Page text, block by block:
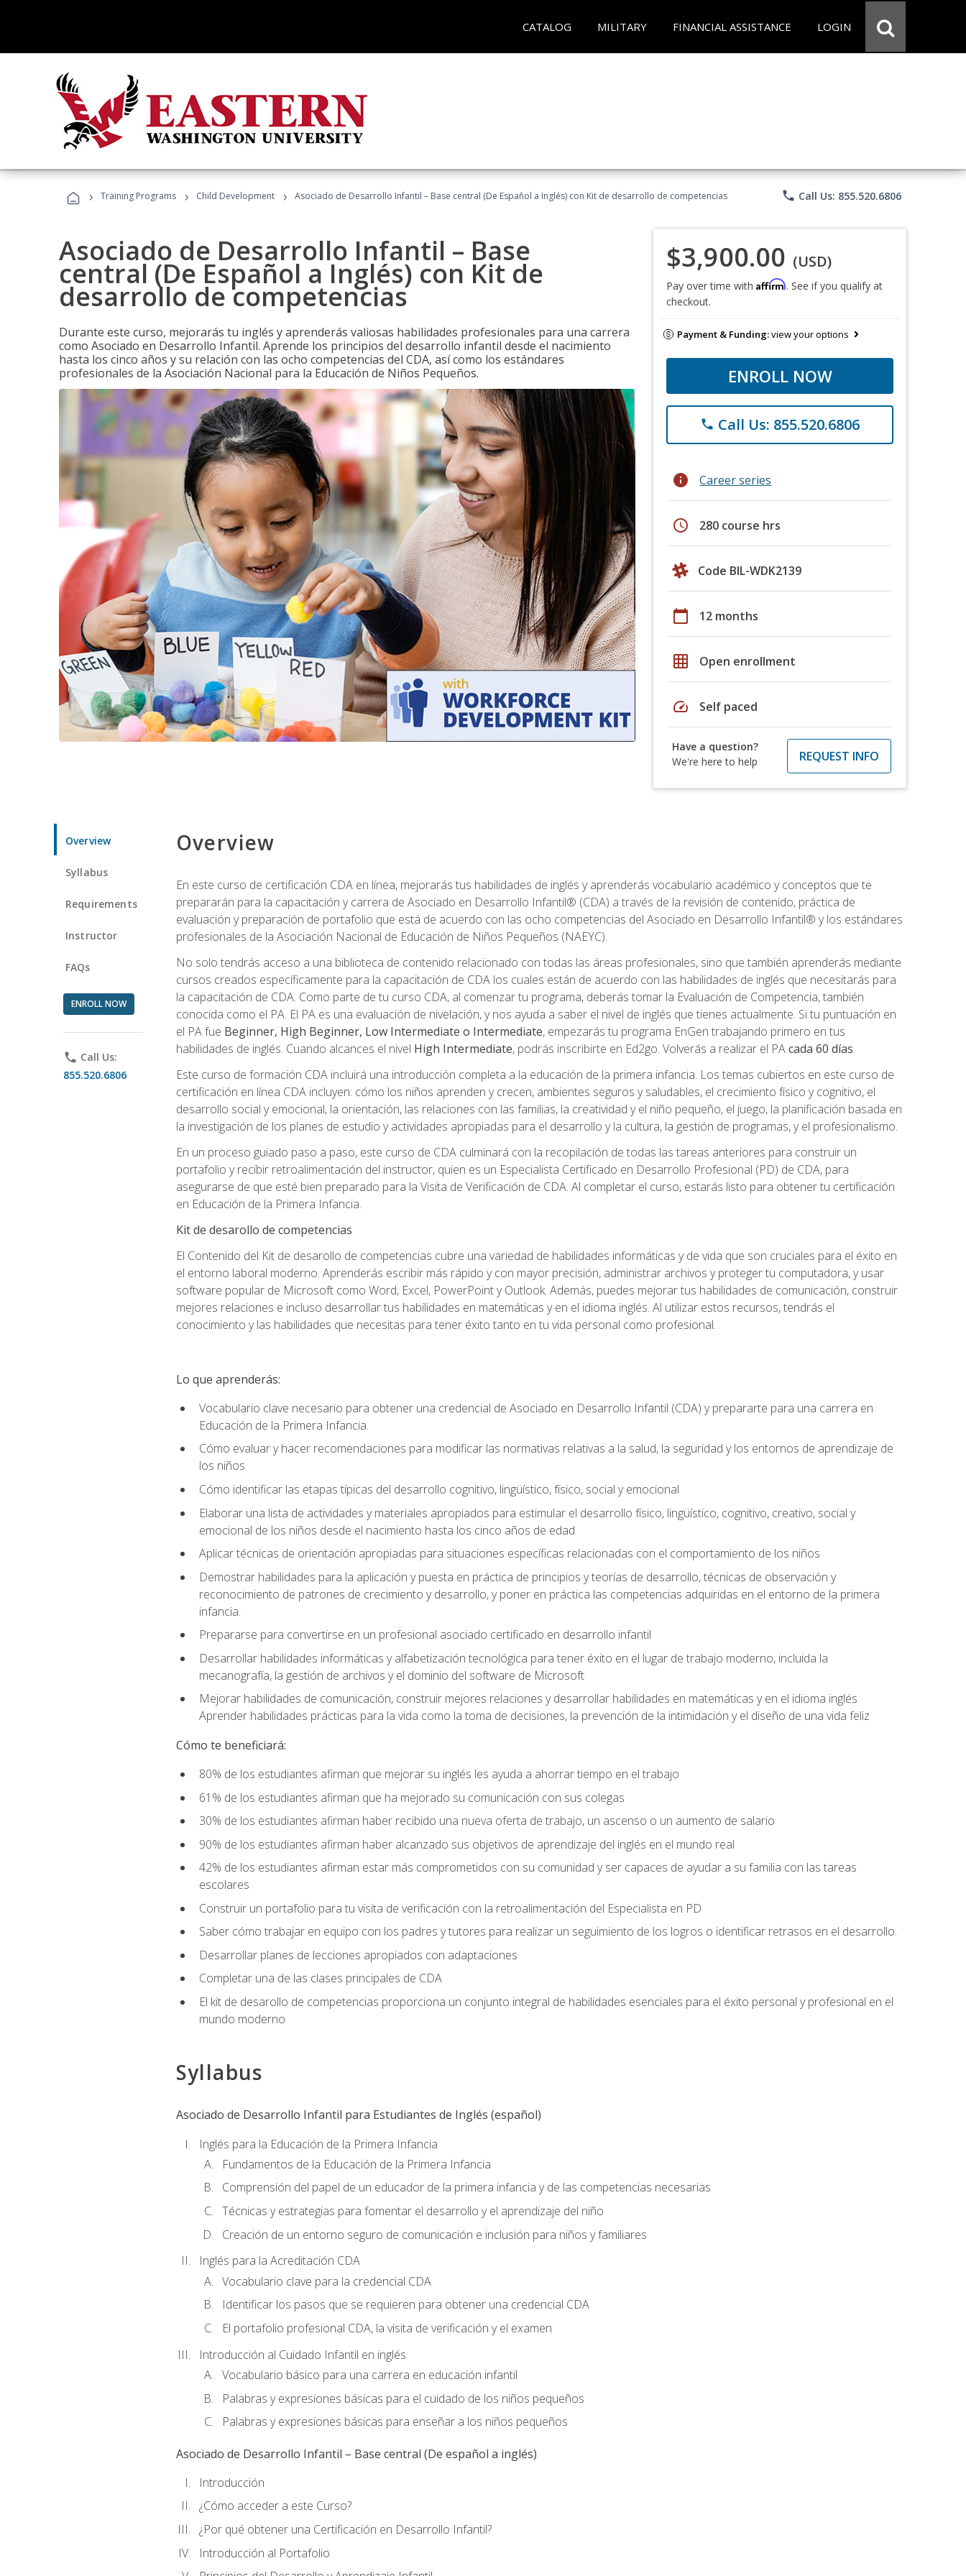
CATALOG MILITARY FINANCIAL ASSISTANCE LOGIN
› Training Programs › Child Development › Asociado de Desarrollo Infantil – Base central (De Español a Inglés) con Kit de desarrollo de competencias phone Call Us: 855.520.6806
Asociado de Desarrollo Infantil – Base
central (De Español a Inglés) con Kit de
desarrollo de competencias
Durante este curso, mejorarás tu inglés y aprenderás valiosas habilidades profesionales para una carrera
como Asociado en Desarrollo Infantil. Aprende los principios del desarrollo infantil desde el nacimiento
hasta los cinco años y su relación con las ocho competencias del CDA, así como los estándares
profesionales de la Asociación Nacional para la Educación de Niños Pequeños.
$3,900.00 (USD)
Pay over time with Affirm. See if you qualify at
checkout.
Payment & Funding:view your options
ENROLL NOW
phone Call Us: 855.520.6806
info Career series
schedule 280 course hrs
Code BIL-WDK2139
calendar_today 12 months
grid_on Open enrollment
speed Self paced
Have a question?
We're here to help
REQUEST INFO
Overview
Syllabus
Requirements
Instructor
FAQs
ENROLL NOW
phone Call Us:
855.520.6806
Overview
En este curso de certificación CDA en línea, mejorarás tus habilidades de inglés y aprenderás vocabulario académico y conceptos que te
prepararán para la capacitación y carrera de Asociado en Desarrollo Infantil® (CDA) a través de la revisión de contenido, práctica de
evaluación y preparación de portafolio que está de acuerdo con las ocho competencias del Asociado en Desarrollo Infantil® y los estándares
profesionales de la Asociación Nacional de Educación de Niños Pequeños (NAEYC).
No solo tendrás acceso a una biblioteca de contenido relacionado con todas las áreas profesionales, sino que también aprenderás mediante
cursos creados específicamente para la capacitación de CDA los cuales están de acuerdo con las habilidades de inglés que necesitarás para
la capacitación de CDA. Como parte de tu curso CDA, al comenzar tu programa, deberás tomar la Evaluación de Competencia, también
conocida como el PA. El PA es una evaluación de nivelación, y nos ayuda a saber el nivel de inglés que tienes actualmente. Si tu puntuación en
el PA fue Beginner, High Beginner, Low Intermediate o Intermediate, empezarás tu programa EnGen trabajando primero en tus
habilidades de inglés. Cuando alcances el nivel High Intermediate, podrás inscribirte en Ed2go. Volverás a realizar el PAcada 60 días.
Este curso de formación CDA incluirá una introducción completa a la educación de la primera infancia. Los temas cubiertos en este curso de
certificación en línea CDA incluyen: cómo los niños aprenden y crecen, ambientes seguros y saludables, el crecimiento físico y cognitivo, el
desarrollo social y emocional, la orientación, las relaciones con las familias, la creatividad y el niño pequeño, el juego, la planificación basada en
la investigación de los planes de estudio y actividades apropiadas para el desarrollo y la cultura, la gestión de programas, y el profesionalismo.
En un proceso guiado paso a paso, este curso de CDA culminará con la recopilación de todas las tareas anteriores para construir un
portafolio y recibir retroalimentación del instructor, quien es un Especialista Certificado en Desarrollo Profesional (PD) de CDA, para
asegurarse de que esté bien preparado para la Visita de Verificación de CDA. Al completar el curso, estarás listo para obtener tu certificación
en Educación de la Primera Infancia.
Kit de desarollo de competencias
El Contenido del Kit de desarollo de competencias cubre una variedad de habilidades informáticas y de vida que son cruciales para el éxito en
el entorno laboral moderno. Aprenderás escribir más rápido y con mayor precisión, administrar archivos y proteger tu computadora, y usar
software popular de Microsoft como Word, Excel, PowerPoint y Outlook. Además, puedes mejorar tus habilidades de comunicación, construir
mejores relaciones e incluso desarrollar tus habilidades en matemáticas y en el idioma inglés. Al utilizar estos recursos, tendrás el
conocimiento y las habilidades que necesitas para tener éxito tanto en tu vida personal como profesional.
Lo que aprenderás:
Vocabulario clave necesario para obtener una credencial de Asociado en Desarrollo Infantil (CDA) y prepararte para una carrera en
Educación de la Primera Infancia.
Cómo evaluar y hacer recomendaciones para modificar las normativas relativas a la salud, la seguridad y los entornos de aprendizaje de
los niños
Cómo identificar las etapas típicas del desarrollo cognitivo, lingüístico, físico, social y emocional
Elaborar una lista de actividades y materiales apropiados para estimular el desarrollo físico, lingüístico, cognitivo, creativo, social y
emocional de los niños desde el nacimiento hasta los cinco años de edad
Aplicar técnicas de orientación apropiadas para situaciones específicas relacionadas con el comportamiento de los niños
Demostrar habilidades para la aplicación y puesta en práctica de principios y teorías de desarrollo, técnicas de observación y
reconocimiento de patrones de crecimiento y desarrollo, y poner en práctica las competencias adquiridas en el entorno de la primera
infancia.
Prepararse para convertirse en un profesional asociado certificado en desarrollo infantil
Desarrollar habilidades informáticas y alfabetización tecnológica para tener éxito en el lugar de trabajo moderno, incluida la
mecanografía, la gestión de archivos y el dominio del software de Microsoft
Mejorar habilidades de comunicación, construir mejores relaciones y desarrollar habilidades en matemáticas y en el idioma inglés
Aprender habilidades prácticas para la vida como la toma de decisiones, la prevención de la intimidación y el diseño de una vida feliz
Cómo te beneficiará:
80% de los estudiantes afirman que mejorar su inglés les ayuda a ahorrar tiempo en el trabajo
61% de los estudiantes afirman que ha mejorado su comunicación con sus colegas
30% de los estudiantes afirman haber recibido una nueva oferta de trabajo, un ascenso o un aumento de salario
90% de los estudiantes afirman haber alcanzado sus objetivos de aprendizaje del inglés en el mundo real
42% de los estudiantes afirman estar más comprometidos con su comunidad y ser capaces de ayudar a su familia con las tareas
escolares
Construir un portafolio para tu visita de verificación con la retroalimentación del Especialista en PD
Saber cómo trabajar en equipo con los padres y tutores para realizar un seguimiento de los logros o identificar retrasos en el desarrollo.
Desarrollar planes de lecciones apropiados con adaptaciones
Completar una de las clases principales de CDA
El kit de desarollo de competencias proporciona un conjunto integral de habilidades esenciales para el éxito personal y profesional en el
mundo moderno
Syllabus
Asociado de Desarrollo Infantil para Estudiantes de Inglés (español)
Inglés para la Educación de la Primera Infancia
Fundamentos de la Educación de la Primera Infancia
Comprensión del papel de un educador de la primera infancia y de las competencias necesarias
Técnicas y estrategias para fomentar el desarrollo y el aprendizaje del niño
Creación de un entorno seguro de comunicación e inclusión para niños y familiares
Inglés para la Acreditación CDA
Vocabulario clave para la credencial CDA
Identificar los pasos que se requieren para obtener una credencial CDA
El portafolio profesional CDA, la visita de verificación y el examen
Introducción al Cuidado Infantil en inglés
Vocabulario básico para una carrera en educación infantil
Palabras y expresiones básicas para el cuidado de los niños pequeños
Palabras y expresiones básicas para enseñar a los niños pequeños
Asociado de Desarrollo Infantil – Base central (De español a inglés)
Introducción
¿Cómo acceder a este Curso?
¿Por qué obtener una Certificación en Desarrollo Infantil?
Introducción al Portafolio